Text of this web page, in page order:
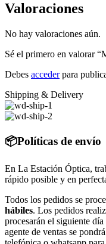
Valoraciones
No hay valoraciones aún.
Sé el primero en valorar
Debes accederpara
Shipping & Delivery
📦Políticas de envío
En La Estación Óptica,
rápido posible y en
Todos los pedidos se
hábiles. Los pedidos
procesarán el siguiente
agente de ventas se